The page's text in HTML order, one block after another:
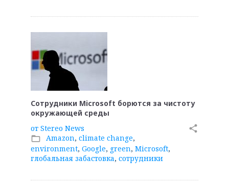
Сотрудники Microsoft борются за чистоту
окружающей среды
от Stereo News
folder_open Amazon, climate change,
environment, Google, green, Microsoft,
глобальная забастовка, сотрудники
share